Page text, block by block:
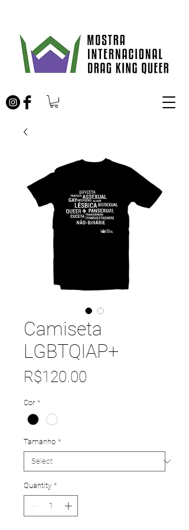
Camiseta
LGBTQIAP+
R$120.00
Cor *
Tamanho *
Quantity *